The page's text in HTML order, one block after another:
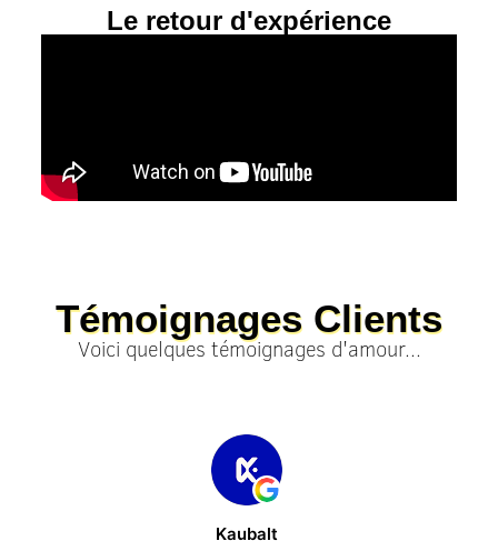
Le retour d'expérience
Témoignages Clients
Voici quelques témoignages d'amour...